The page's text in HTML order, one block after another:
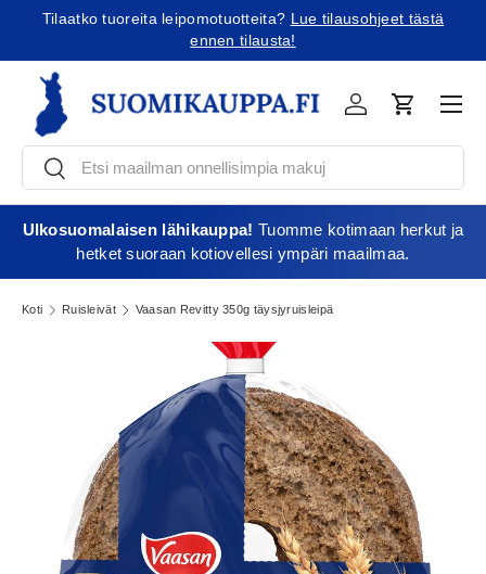
Tilaatko Yhdysvaltoihin? Tutustu uusiin tullikäytäntöihin!
EtsiEtsi
KirjauduOstoskori
Ulkosuomalaisen lähikauppa! Tuomme kotimaan herkut ja
hetket suoraan kotiovellesi ympäri maailmaa.
Koti Ruisleivät Vaasan Revitty 350g täysjyruisleipä